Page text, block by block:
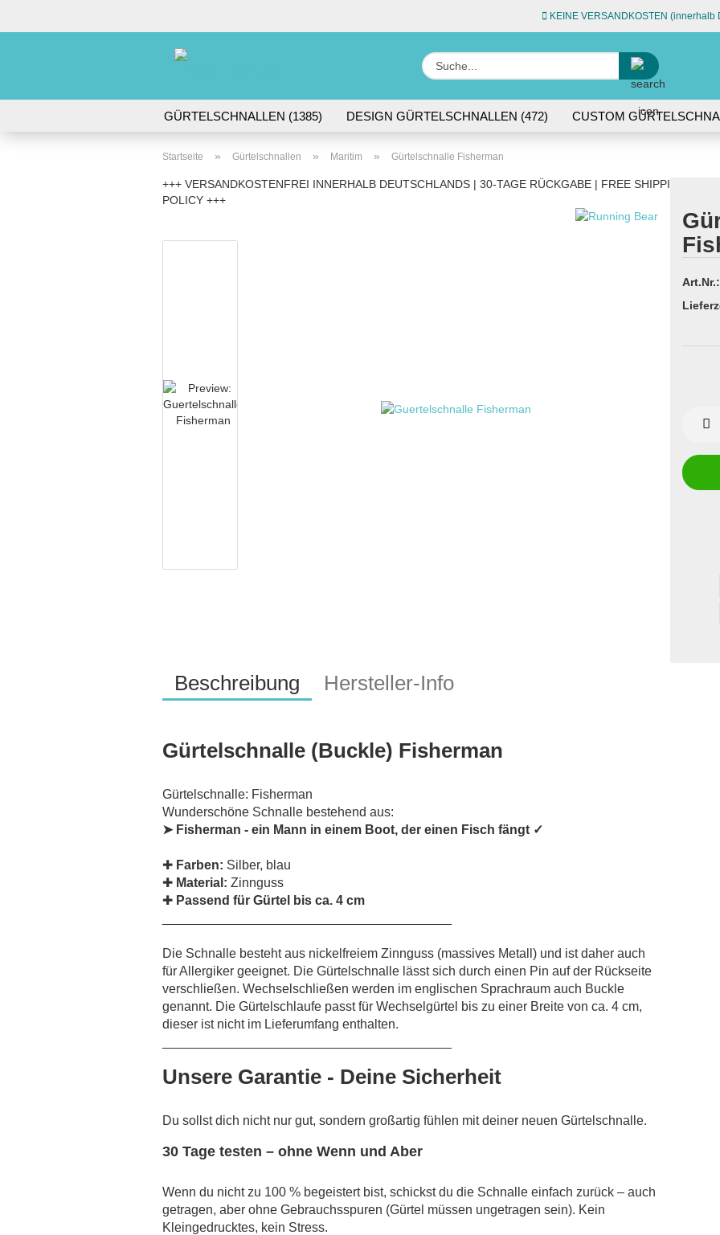
KEINE VERSANDKOSTEN (innerhalb
Sprache auswählen
Suche...
GÜRTELSCHNALLEN (1385) DESIGN GÜRTELSCHNALLEN (472) CUSTOM
Startseite » Gürtelschnallen » Maritim » Gürtelschnalle Fisherman
+++ VERSANDKOSTENFREI INNERHALB DEUTSCHLANDS | 30-TAGE RÜCKGABE | FREE SHIPPING
POLICY +++
Art.Nr.:
Beschreibung Hersteller-Info
Gürtelschnalle (Buckle) Fisherman
Gürtelschnalle: Fisherman
Wunderschöne Schnalle bestehend aus:
➤ Fisherman - ein Mann in einem Boot, der einen Fisch fängt ✓
✚ Farben: Silber, blau
✚ Material: Zinnguss
✚ Passend für Gürtel bis ca. 4 cm
Die Schnalle besteht aus nickelfreiem Zinnguss (massives Metall) und ist daher auch
für Allergiker geeignet. Die Gürtelschnalle lässt sich durch einen Pin auf der Rückseite
verschließen. Wechselschließen werden im englischen Sprachraum auch Buckle
genannt. Die Gürtelschlaufe passt für Wechselgürtel bis zu einer Breite von ca. 4 cm,
dieser ist nicht im Lieferumfang enthalten.
Unsere Garantie - Deine Sicherheit
Du sollst dich nicht nur gut, sondern großartig fühlen mit deiner neuen Gürtelschnalle.
30 Tage testen – ohne Wenn und Aber
Wenn du nicht zu 100 % begeistert bist, schickst du die Schnalle einfach zurück – auch
getragen, aber ohne Gebrauchsspuren (Gürtel müssen ungetragen sein). Kein
Kleingedrucktes, kein Stress.